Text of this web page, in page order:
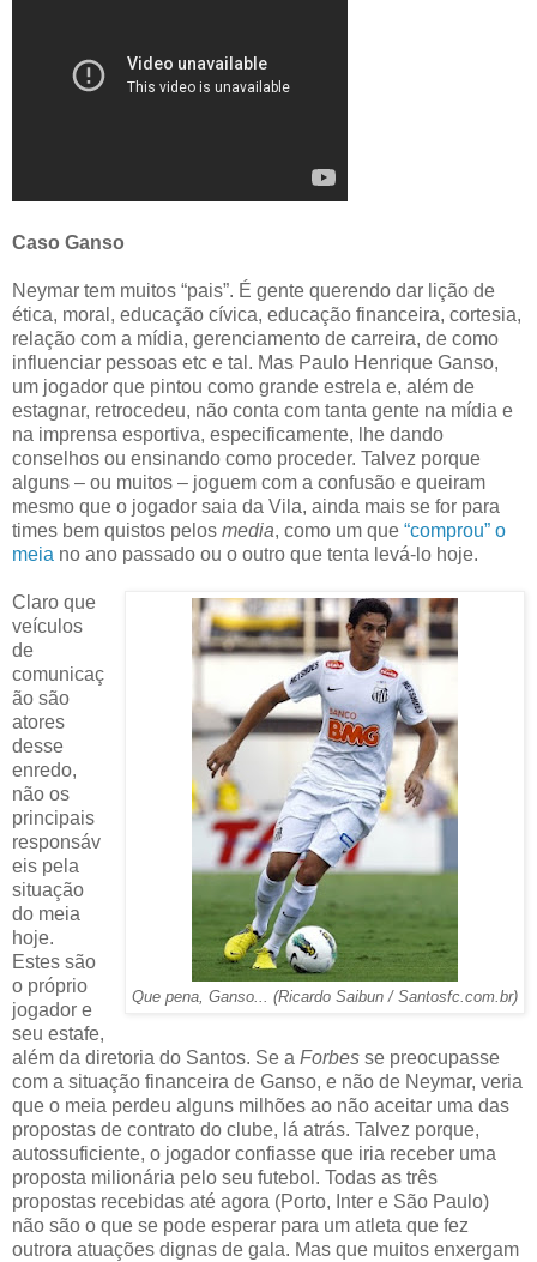
Caso Ganso
Neymar tem muitos “pais”. É gente querendo dar lição de
ética, moral, educação cívica, educação financeira, cortesia,
relação com a mídia, gerenciamento de carreira, de como
influenciar pessoas etc e tal. Mas Paulo Henrique Ganso,
um jogador que pintou como grande estrela e, além de
estagnar, retrocedeu, não conta com tanta gente na mídia e
na imprensa esportiva, especificamente, lhe dando
conselhos ou ensinando como proceder. Talvez porque
alguns – ou muitos – joguem com a confusão e queiram
mesmo que o jogador saia da Vila, ainda mais se for para
times bem quistos pelos media, como um que “comprou” o
meia no ano passado ou o outro que tenta levá-lo hoje.
Que pena, Ganso... (Ricardo Saibun / Santosfc.com.br)
Claro que
veículos
de
comunicaç
ão são
atores
desse
enredo,
não os
principais
responsáv
eis pela
situação
do meia
hoje.
Estes são
o próprio
jogador e
seu estafe,
além da diretoria do Santos. Se a Forbes se preocupasse
com a situação financeira de Ganso, e não de Neymar, veria
que o meia perdeu alguns milhões ao não aceitar uma das
propostas de contrato do clube, lá atrás. Talvez porque,
autossuficiente, o jogador confiasse que iria receber uma
proposta milionária pelo seu futebol. Todas as três
propostas recebidas até agora (Porto, Inter e São Paulo)
não são o que se pode esperar para um atleta que fez
outrora atuações dignas de gala. Mas que muitos enxergam